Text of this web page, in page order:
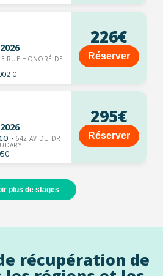
3 RUE HONORÉ DE
0
226€
Réserver
- 642 AV DU DR
295€
Réserver
plus de stages
récupération de